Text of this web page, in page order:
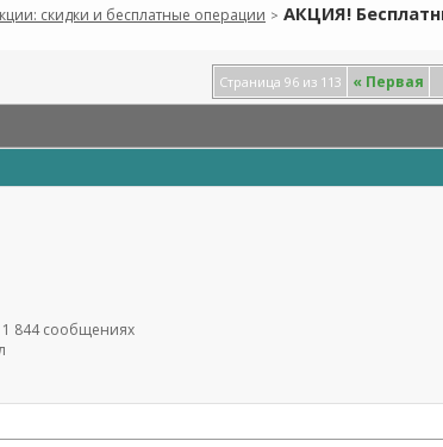
скидки и бесплатные операции > АКЦИЯ!
Страница 96 из 113 « Первая
1 844 сообщениях